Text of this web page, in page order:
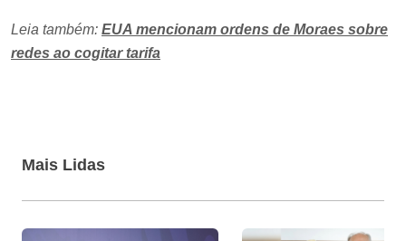
Leia também: EUA mencionam ordens de Moraes sobre
redes ao cogitar tarifa
Mais Lidas